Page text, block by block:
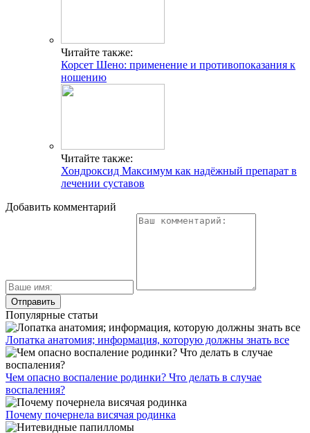
Читайте также:
Корсет Шено: применение и противопоказания к
ношению
Читайте также:
Хондроксид Максимум как надёжный препарат в
лечении суставов
Добавить комментарий
Популярные статьи
Лопатка анатомия; информация, которую должны знать все
Чем опасно воспаление родинки? Что делать в случае
воспаления?
Почему почернела висячая родинка